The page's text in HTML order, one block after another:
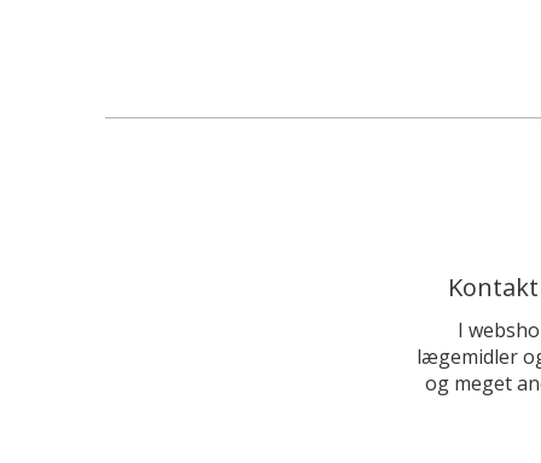
I
lægemidler
og meget